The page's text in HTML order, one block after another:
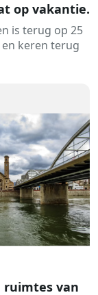
op vakantie.
is terug op 25
keren terug
ruimtes van